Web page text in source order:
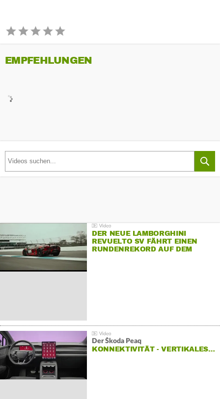
EMPFEHLUNGEN
DER NEUE LAMBORGHINI
REVUELTO SV FÄHRT EINEN
RUNDENREKORD AUF DEM
Der Škoda Peaq
KONNEKTIVITÄT - VERTIKALES…